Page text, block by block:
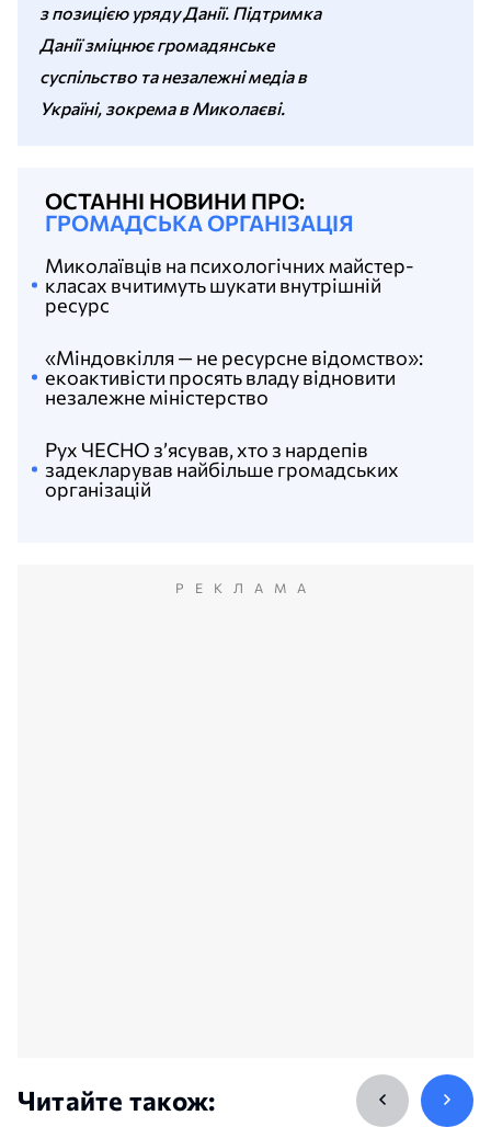
з позицією уряду Данії. Підтримка
Данії зміцнює громадянське
суспільство та незалежні медіа в
Україні, зокрема в Миколаєві.
ОСТАННІ НОВИНИ ПРО:
ГРОМАДСЬКА ОРГАНІЗАЦІЯ
Рух ЧЕСНО з’ясував, хто з нардепів
задекларував найбільше громадських
організацій
«Міндовкілля — не ресурсне відомство»:
екоактивісти просять владу відновити
незалежне міністерство
Миколаївців на психологічних майстер-
класах вчитимуть шукати внутрішній
ресурс
РЕКЛАМА
Читайте також: